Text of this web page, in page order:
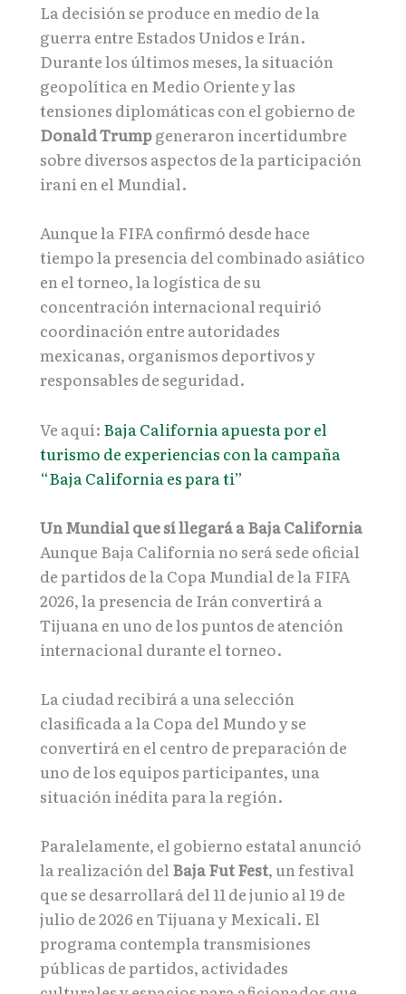
La decisión se produce en medio de la
guerra entre Estados Unidos e Irán.
Durante los últimos meses, la situación
geopolítica en Medio Oriente y las
tensiones diplomáticas con el gobierno de
Donald Trumpgeneraron incertidumbre
sobre diversos aspectos de la participación
iraní en el Mundial.
Aunque la FIFA confirmó desde hace
tiempo la presencia del combinado asiático
en el torneo, la logística de su
concentración internacional requirió
coordinación entre autoridades
mexicanas, organismos deportivos y
responsables de seguridad.
Ve aquí: Baja California apuesta por el
turismo de experiencias con la campaña
“Baja California es para ti”
Un Mundial que sí llegará a Baja California
Aunque Baja California no será sede oficial
de partidos de la Copa Mundial de la FIFA
2026, la presencia de Irán convertirá a
Tijuana en uno de los puntos de atención
internacional durante el torneo.
La ciudad recibirá a una selección
clasificada a la Copa del Mundo y se
convertirá en el centro de preparación de
uno de los equipos participantes, una
situación inédita para la región.
Paralelamente, el gobierno estatal anunció
la realización del Baja Fut Fest, un festival
que se desarrollará del 11 de junio al 19 de
julio de 2026 en Tijuana y Mexicali. El
programa contempla transmisiones
públicas de partidos, actividades